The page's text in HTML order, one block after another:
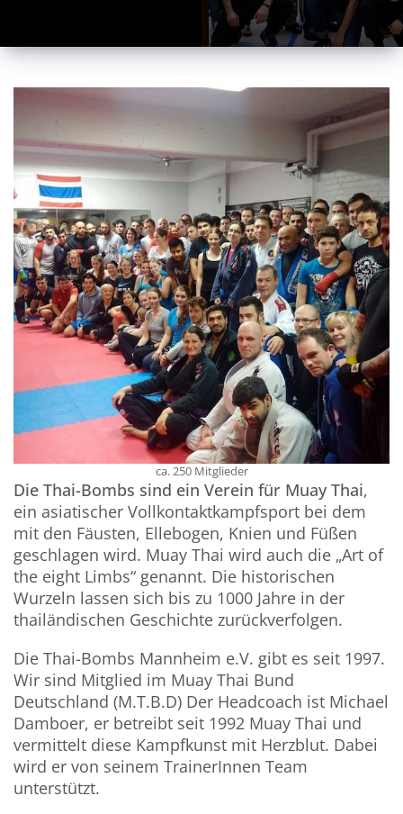
ca. 250 Mitglieder
Die Thai-Bombs sind ein Verein für Muay Thai,
ein asiatischer Vollkontaktkampfsport bei dem
mit den Fäusten, Ellebogen, Knien und Füßen
geschlagen wird. Muay Thai wird auch die „Art of
the eight Limbs“ genannt. Die historischen
Wurzeln lassen sich bis zu 1000 Jahre in der
thailändischen Geschichte zurückverfolgen.
Die Thai-Bombs Mannheim e.V. gibt es seit 1997.
Wir sind Mitglied im Muay Thai Bund
Deutschland (M.T.B.D) Der Headcoach ist Michael
Damboer, er betreibt seit 1992 Muay Thai und
vermittelt diese Kampfkunst mit Herzblut. Dabei
wird er von seinem TrainerInnen Team
unterstützt.